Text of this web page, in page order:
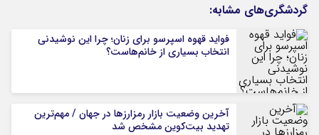
گردشگری‌های مشابه:
فواید قهوه اسپرسو برای زنان؛ چرا این نوشیدنی
انتخاب بسیاری از خانم‌هاست؟
آخرین وضعیت بازار رمزارزها در جهان / مهم‌ترین
تهدید بیت‌کوین مشخص شد